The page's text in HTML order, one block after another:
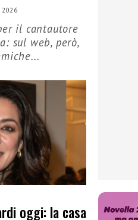
2026
il cantautore
sul web, però,
oggi: la casa